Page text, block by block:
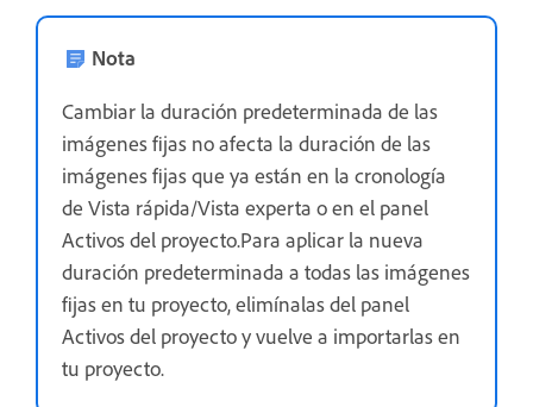
Nota
Cambiar la duración predeterminada de las
imágenes fijas no afecta la duración de las
imágenes fijas que ya están en la cronología
de Vista rápida/Vista experta o en el panel
Activos del proyecto.Para aplicar la nueva
duración predeterminada a todas las imágenes
fijas en tu proyecto, elimínalas del panel
Activos del proyecto y vuelve a importarlas en
tu proyecto.